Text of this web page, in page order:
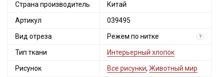
Страна производитель Китай
Артикул 039495
Вид отреза Режем по нитке ?
Тип ткани Интерьерный хлопок
Рисунок Все рисунки, Животный мир